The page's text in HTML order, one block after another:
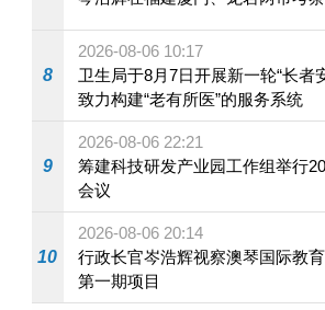
8
2026-08-06 10:17
卫生局于8月7日开展新一轮“长者
致力构建“老有所医”的服务系统
9
2026-08-06 22:21
筹建科技研发产业园工作组举行
会议
10
2026-08-06 20:14
行政长官岑浩辉视察澳琴国际教
第一期项目